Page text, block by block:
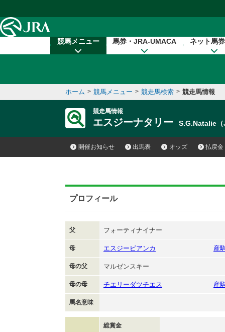
競馬メニュー 馬券・JRA-UMACA ネット馬
ホーム > 競馬メニュー > 競走馬検索 > 競走馬情報
競走馬情報
エスジーナタリー S.G.Natalie（
開催お知らせ 出馬表 オッズ 払戻金
プロフィール
父 フォーティナイナー
母 エスジービアンカ 産
母の父 マルゼンスキー
母の母 チエリーダツチエス 産
馬名意味
総賞金